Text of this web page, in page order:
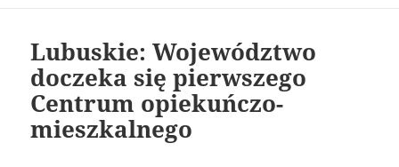
Lubuskie: Województwo
doczeka się pierwszego
Centrum opiekuńczo-
mieszkalnego